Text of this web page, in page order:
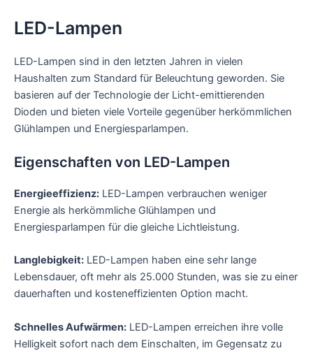
LED-Lampen
LED-Lampen sind in den letzten Jahren in vielen
Haushalten zum Standard für Beleuchtung geworden. Sie
basieren auf der Technologie der Licht-emittierenden
Dioden und bieten viele Vorteile gegenüber herkömmlichen
Glühlampen und Energiesparlampen.
Eigenschaften von LED-Lampen
Energieeffizienz: LED-Lampen verbrauchen weniger
Energie als herkömmliche Glühlampen und
Energiesparlampen für die gleiche Lichtleistung.
Langlebigkeit: LED-Lampen haben eine sehr lange
Lebensdauer, oft mehr als 25.000 Stunden, was sie zu einer
dauerhaften und kosteneffizienten Option macht.
Schnelles Aufwärmen: LED-Lampen erreichen ihre volle
Helligkeit sofort nach dem Einschalten, im Gegensatz zu